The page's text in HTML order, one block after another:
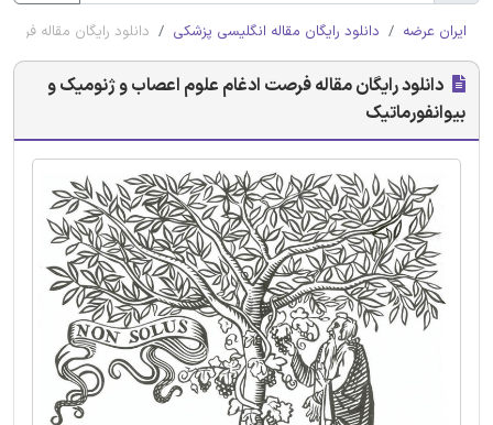
ایران عرضه دانلود رایگان مقاله انگلیسی پزشکی دانلود رایگان مقاله
دانلود رایگان مقاله فرصت ادغام علوم اعصاب و ژنومیک و
بیوانفورماتیک